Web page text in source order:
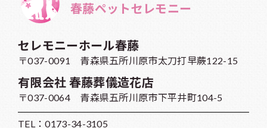
春藤ペットセレモニー
セレモニーホール春藤
〒037-0091 青森県五所川原市太刀打早蕨122-15
有限会社 春藤葬儀造花店
〒037-0064 青森県五所川原市下平井町104-5
TEL：0173-34-3105